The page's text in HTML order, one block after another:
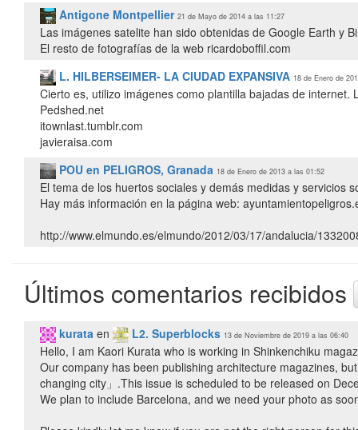
Antigone Montpellier 21 de Mayo de 2014 a las 11:27
Las imágenes satelite han sido obtenidas de Google Earth y
El resto de fotografías de la web ricardoboffil.com
L. HILBERSEIMER- LA CIUDAD EXPANSIVA 18 de Enero de
Cierto es, utilizo imágenes como plantilla bajadas de internet.
Pedshed.net
itownlast.tumblr.com
POU en PELIGROS, Granada 18 de Enero de 2013 a las 01:52
El tema de los huertos sociales y demás medidas y servicios
Hay más información en la página web:
http://www.elmundo.es/elmundo/2012/03/17/andalucia/
Últimos comentarios recibidos
kurata en L2. Superblocks 13 de Noviembre de 2019 a las 06:40
Hello, I am Kaori Kurata who is working in Shinkenchiku
Our company has been publishing architecture magazines,
changing city」.This issue is scheduled to be released on
We plan to include Barcelona, and we need your photo as